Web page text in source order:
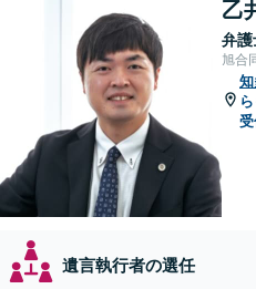
乙
弁護
旭合
受
遺言執行者の選任